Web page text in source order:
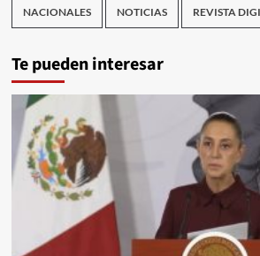
NACIONALES NOTICIAS REVISTA
Te pueden interesar